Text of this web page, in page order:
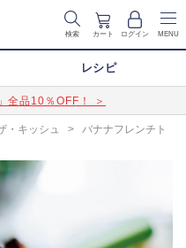
検索 カート ログイン MENU
レシピ
全品10％OFF！ ＞
・キッシュ >
バナナフレンチト